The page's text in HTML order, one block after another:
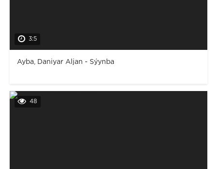
3:5
Ayba, Daniyar Aljan - Sýynba
48